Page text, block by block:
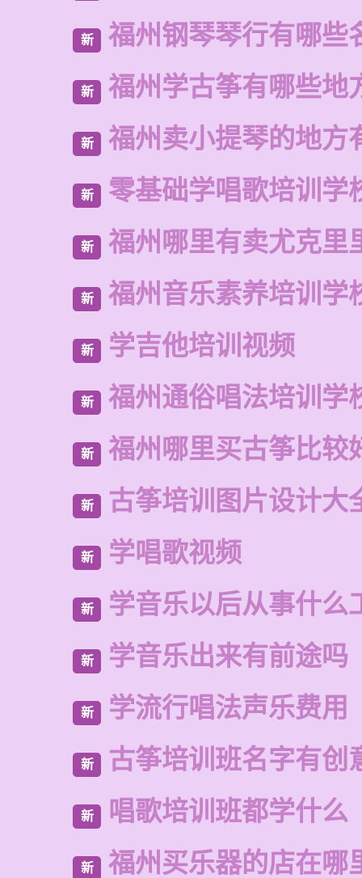
新 福州钢琴琴行有哪些
新 福州学古筝有哪些地
新 福州卖小提琴的地方
新 零基础学唱歌培训学
新 福州哪里有卖尤克里
新 福州音乐素养培训学
新 学吉他培训视频
新 福州通俗唱法培训学
新 福州哪里买古筝比较
新 古筝培训图片设计大
新 学唱歌视频
新 学音乐以后从事什么
新 学音乐出来有前途吗
新 学流行唱法声乐费用
新 古筝培训班名字有创
新 唱歌培训班都学什么
新 福州买乐器的店在哪